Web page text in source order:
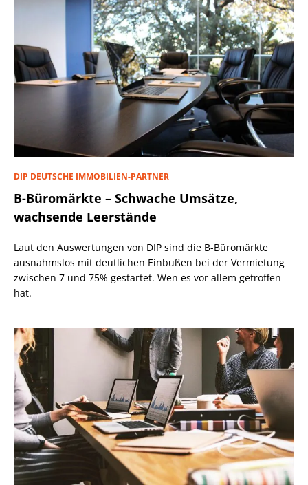
DIP DEUTSCHE IMMOBILIEN-PARTNER
B-Büromärkte – Schwache Umsätze,
wachsende Leerstände
Laut den Auswertungen von DIP sind die B-Büromärkte
ausnahmslos mit deutlichen Einbußen bei der Vermietung
zwischen 7 und 75% gestartet. Wen es vor allem getroffen
hat.